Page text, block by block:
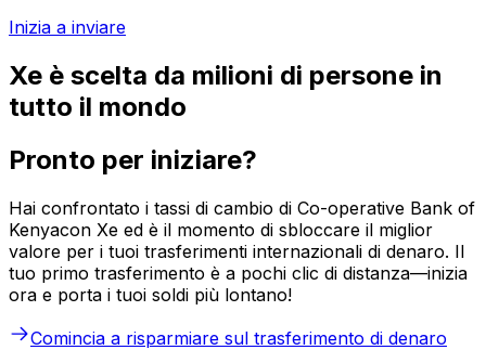
Inizia a inviare
Xe è scelta da milioni di persone in
tutto il mondo
Pronto per iniziare?
Hai confrontato i tassi di cambio di Co-operative Bank of
Kenyacon Xe ed è il momento di sbloccare il miglior
valore per i tuoi trasferimenti internazionali di denaro. Il
tuo primo trasferimento è a pochi clic di distanza—inizia
ora e porta i tuoi soldi più lontano!
Comincia a risparmiare sul trasferimento di denaro